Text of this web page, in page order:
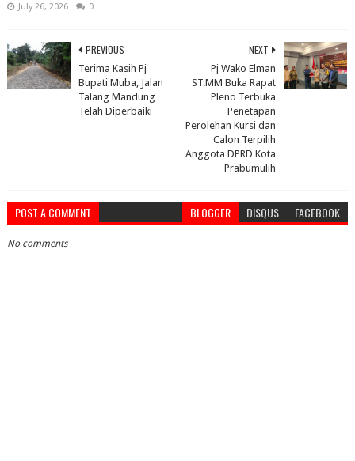
July 26, 2026 0
NEXT
Pj Wako Elman
ST.MM Buka Rapat
Pleno Terbuka
Penetapan
Perolehan Kursi dan
Calon Terpilih
Anggota DPRD Kota
Prabumulih
PREVIOUS
Terima Kasih Pj
Bupati Muba, Jalan
Talang Mandung
Telah Diperbaiki
POST A COMMENT BLOGGER DISQUS FACEBOOK
No comments